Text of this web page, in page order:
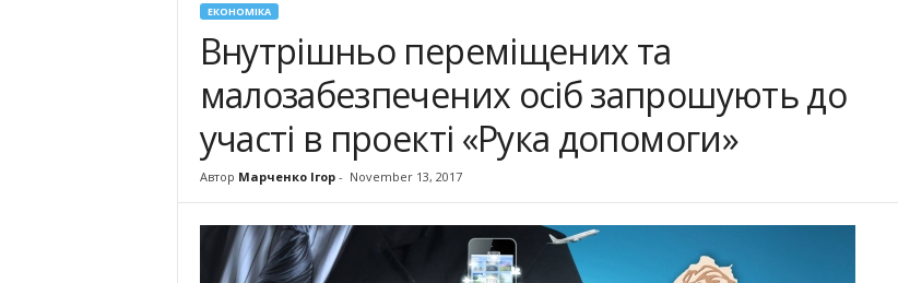
ЕКОНОМІКА
Внутрішньо переміщених та
малозабезпечених осіб запрошують до
участі в проекті «Рука допомоги»
Автор Марченко Ігор- November 13, 2017